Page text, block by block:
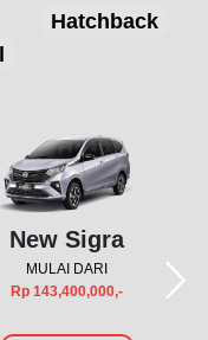
Hatchback
New Sigra
MULAI DARI
Rp 143,400,000,-